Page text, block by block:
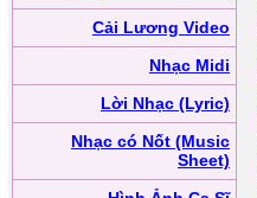
Cải Lương Video
Nhạc Midi
Lời Nhạc (Lyric)
Nhạc có Nốt (Music
Sheet)